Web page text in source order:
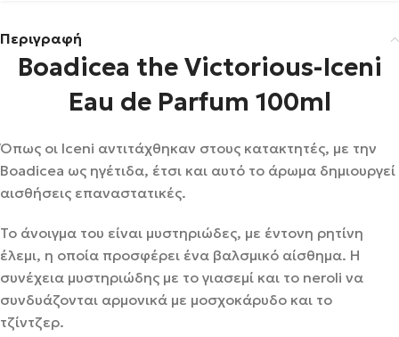
Περιγραφή
Boadicea the Victorious-Iceni
Eau de Parfum 100ml
Όπως οι Iceni αντιτάχθηκαν στους κατακτητές, με την
Boadicea ως ηγέτιδα, έτσι και αυτό το άρωμα δημιουργεί
αισθήσεις επαναστατικές.
Το άνοιγμα του είναι μυστηριώδες, με έντονη ρητίνη
έλεμι, η οποία προσφέρει ένα βαλσμικό αίσθημα. Η
συνέχεια μυστηριώδης με το γιασεμί και το neroli να
συνδυάζονται αρμονικά με μοσχοκάρυδο και το
τζίντζερ.